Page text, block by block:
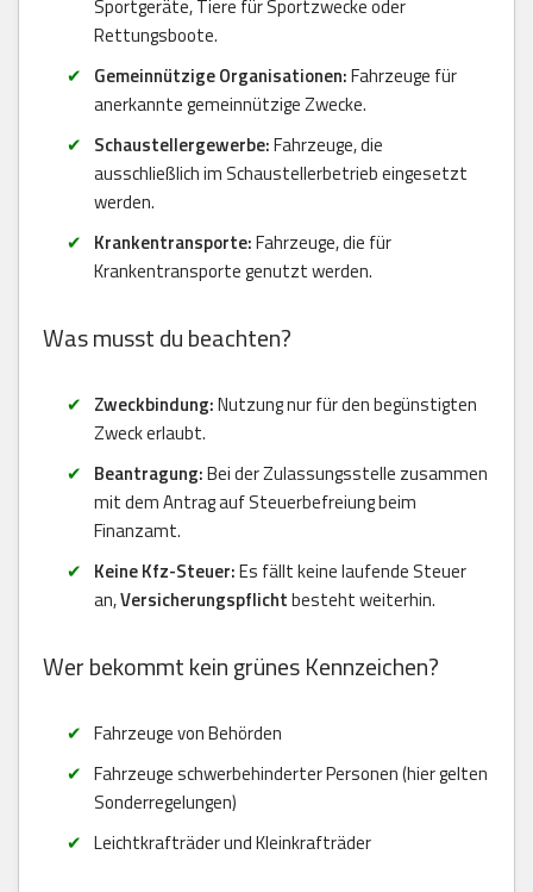
Sportgeräte, Tiere für Sportzwecke oder
Rettungsboote.
Gemeinnützige Organisationen:Fahrzeuge für
anerkannte gemeinnützige Zwecke.
Schaustellergewerbe:Fahrzeuge, die
ausschließlich im Schaustellerbetrieb eingesetzt
werden.
Krankentransporte:Fahrzeuge, die für
Krankentransporte genutzt werden.
Was musst du beachten?
Zweckbindung:Nutzung nur für den begünstigten
Zweck erlaubt.
Beantragung:Bei der Zulassungsstelle zusammen
mit dem Antrag auf Steuerbefreiung beim
Finanzamt.
Keine Kfz-Steuer:Es fällt keine laufende Steuer
an,Versicherungspflichtbesteht weiterhin.
Wer bekommt kein grünes Kennzeichen?
Fahrzeuge von Behörden
Fahrzeuge schwerbehinderter Personen (hier gelten
Sonderregelungen)
Leichtkrafträder und Kleinkrafträder